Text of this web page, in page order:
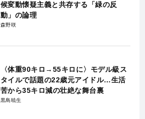
候変動懐疑主義と共存する「緑の反
動」の論理
森野咲
〈体重90キロ→55キロに〉モデル級ス
タイルで話題の22歳元アイドル…生活
苦から35キロ減の壮絶な舞台裏
黒島暁生